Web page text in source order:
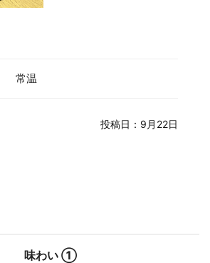
常温
投稿日：9月22日
味わい ①